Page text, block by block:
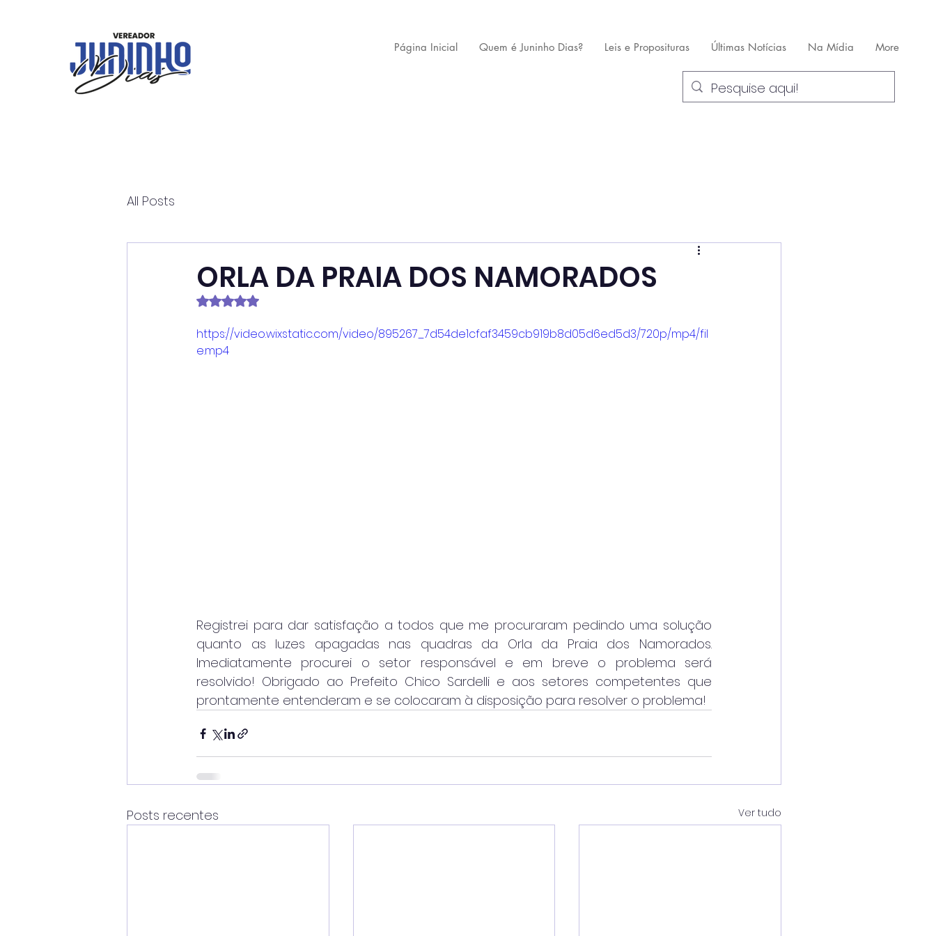
Página Inicial Quem é Juninho Dias? Leis e Proposituras Últimas Notícias Na Mídia More
All Posts
ORLA DA PRAIA DOS NAMORADOS
Avaliado com NaN de 5 estrelas.
https://video.wixstatic.com/video/895267_7d54de1cfaf3459cb919b8d05d6ed5d3/720p/mp4/fil
e.mp4
Registrei para dar satisfação a todos que me procuraram pedindo uma solução
quanto as luzes apagadas nas quadras da Orla da Praia dos Namorados.
Imediatamente procurei o setor responsável e em breve o problema será
resolvido! Obrigado ao Prefeito Chico Sardelli e aos setores competentes que
prontamente entenderam e se colocaram à disposição para resolver o problema!
Posts recentes Ver tudo